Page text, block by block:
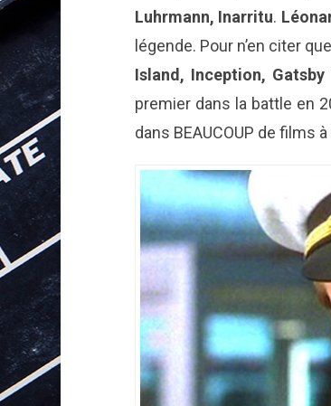
Luhrmann, Inarritu.
légende. Pour n’en citer
Island, Inception,
premier dans la battle en
dans BEAUCOUP de films